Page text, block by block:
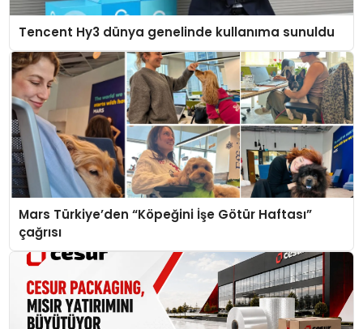
Tencent Hy3 dünya genelinde kullanıma sunuldu
Mars Türkiye’den “Köpeğini İşe Götür Haftası”
çağrısı